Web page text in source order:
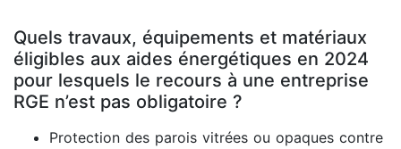
Quels travaux, équipements et matériaux
éligibles aux aides énergétiques en 2024
pour lesquels le recours à une entreprise
RGE n’est pas obligatoire ?
Protection des parois vitrées ou opaques contre